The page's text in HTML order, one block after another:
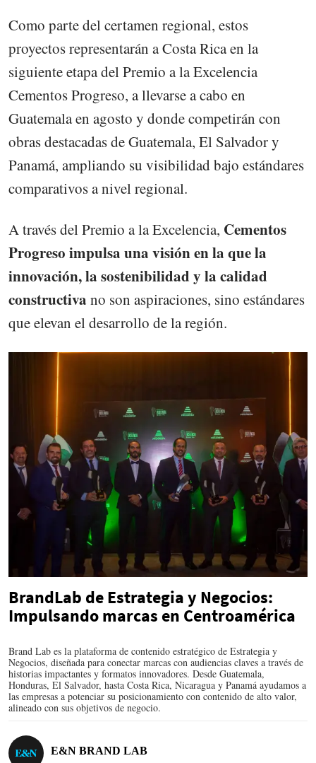
Como parte del certamen regional, estos
proyectos representarán a Costa Rica en la
siguiente etapa del Premio a la Excelencia
Cementos Progreso, a llevarse a cabo en
Guatemala en agosto y donde competirán con
obras destacadas de Guatemala, El Salvador y
Panamá, ampliando su visibilidad bajo estándares
comparativos a nivel regional.
A través del Premio a la Excelencia, Cementos
Progreso impulsa una visión en la que la
innovación, la sostenibilidad y la calidad
constructiva no son aspiraciones, sino estándares
que elevan el desarrollo de la región.
BrandLab de Estrategia y Negocios:
Impulsando marcas en Centroamérica
Brand Lab es la plataforma de contenido estratégico de Estrategia y
Negocios, diseñada para conectar marcas con audiencias claves a través de
historias impactantes y formatos innovadores. Desde Guatemala,
Honduras, El Salvador, hasta Costa Rica, Nicaragua y Panamá ayudamos a
las empresas a potenciar su posicionamiento con contenido de alto valor,
alineado con sus objetivos de negocio.
E&N BRAND LAB